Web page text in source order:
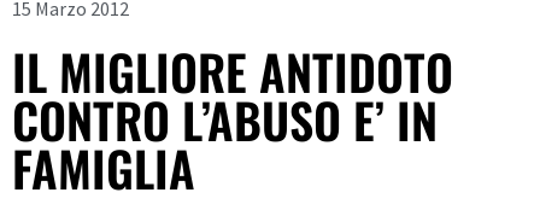
15 Marzo 2012
IL MIGLIORE ANTIDOTO
CONTRO L’ABUSO E’ IN
FAMIGLIA